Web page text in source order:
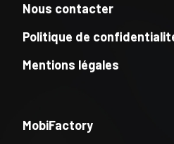
Nous contacter
Politique de
Mentions légales
MobiFactory